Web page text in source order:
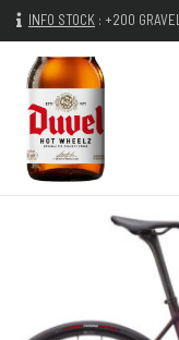
INFO STOCK : +200 GRAVEL,